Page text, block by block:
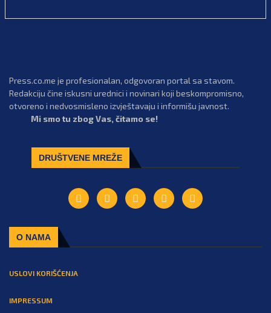
Press.co.me je profesionalan, odgovoran portal sa stavom.
Redakciju čine iskusni urednici i novinari koji beskompromisno,
otvoreno i nedvosmisleno izvještavaju i informišu javnost.
Mi smo tu zbog Vas, čitamo se!
DRUŠTVENE MREŽE
O NAMA
USLOVI KORIŠĆENJA
IMPRESSUM